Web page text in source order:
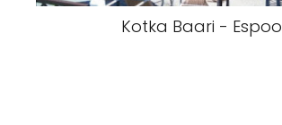
Kotka Baari - Espoo